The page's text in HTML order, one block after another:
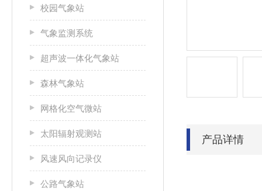
校园气象站
气象监测系统
超声波一体化气象站
森林气象站
网格化空气微站
太阳辐射观测站
风速风向记录仪
公路气象站
产品详情